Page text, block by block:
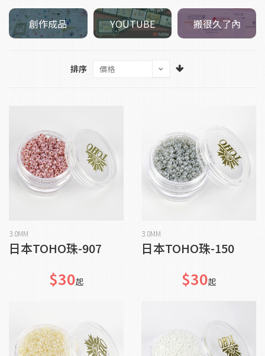
創作成品 YOUTUBE 搬很久了內
排序
3.0MM
日本TOHO珠-907
$30起
3.0MM
日本TOHO珠-150
$30起